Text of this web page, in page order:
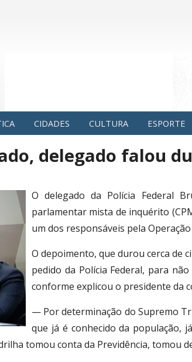
CIDADES CULTURA ESPORTE
delegado falou
O delegado da Polícia Federal
parlamentar mista de inquérito
um dos responsáveis pela
O depoimento, que durou cerca de
pedido da Polícia Federal, para
conforme explicou o presidente da
— Por determinação do Supremo
que já é conhecido da população,
tomou conta da Previdência, tomou